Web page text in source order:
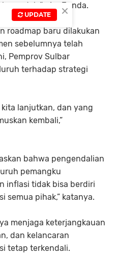
rendah,” ujar Junda.
roadmap baru dilakukan
sebelumnya telah
Pemprov Sulbar
terhadap strategi
lanjutkan, dan yang
kembali,”
bahwa pengendalian
pemangku
inflasi tidak bisa berdiri
semua pihak,” katanya.
menjaga keterjangkauan
dan kelancaran
tetap terkendali.
×
UPDATE